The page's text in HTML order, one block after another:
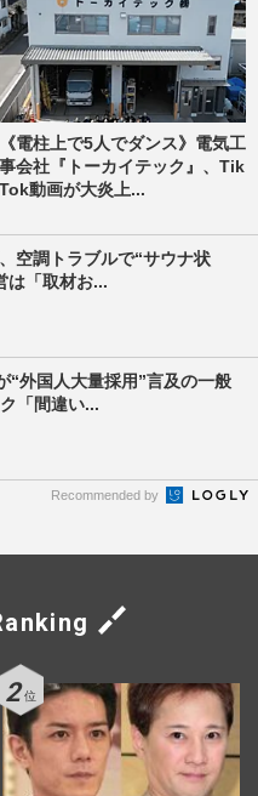
《電柱上で5人でダンス》電気工
事会社『トーカイテック』、Tik
Tok動画が大炎上...
空調トラブルで“サウナ状
は「取材お...
“外国人大量採用”言及の一般
「間違い...
Recommended by